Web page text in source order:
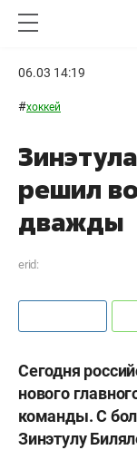
06.03 14:19
#хоккей
решил
дважды
erid:
Сегодня
нового
команды. С
Зинэтулу